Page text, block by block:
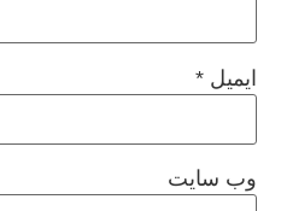
ایمیل *
وب‌ سایت